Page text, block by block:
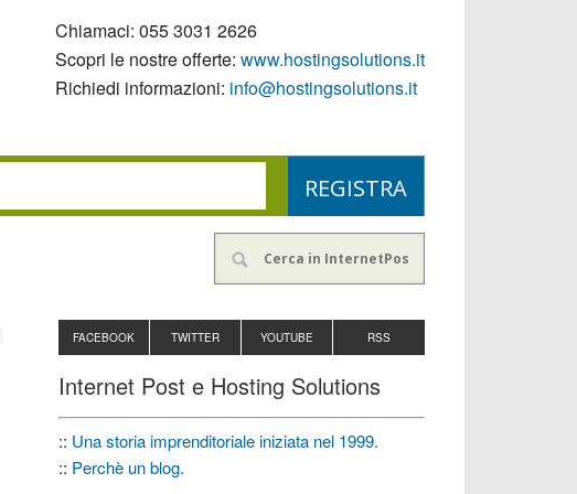
Chiamaci: 055 3031 2626
Scopri le nostre offerte: www.hostingsolutions.it
Richiedi informazioni: info@hostingsolutions.it
FACEBOOK TWITTER YOUTUBE RSS
Internet Post e Hosting Solutions
:: Una storia imprenditoriale iniziata nel 1999.
:: Perchè un blog.